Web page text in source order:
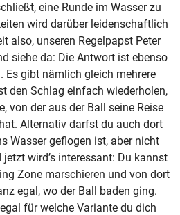
eine Runde im Wasser zu
wird darüber leidenschaftlich
also, unseren Regelpapst Peter
siehe da: Die Antwort ist ebenso
Es gibt nämlich gleich mehrere
den Schlag einfach wiederholen,
von der aus der Ball seine Reise
Alternativ darfst du auch dort
Wasser geflogen ist, aber nicht
wird’s interessant: Du kannst
Zone marschieren und von dort
egal, wo der Ball baden ging.
für welche Variante du dich